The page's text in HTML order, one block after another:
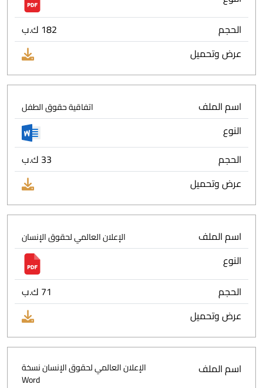
الحجم
182 ك.ب
عرض وتحميل
اسم الملف اتفاقية حقوق الطفل
النوع
الحجم
33 ك.ب
عرض وتحميل
اسم الملف الإعلان العالمي لحقوق الإنسان
النوع
الحجم
71 ك.ب
عرض وتحميل
اسم الملف
الإعلان العالمي لحقوق الإنسان نسخة
Word